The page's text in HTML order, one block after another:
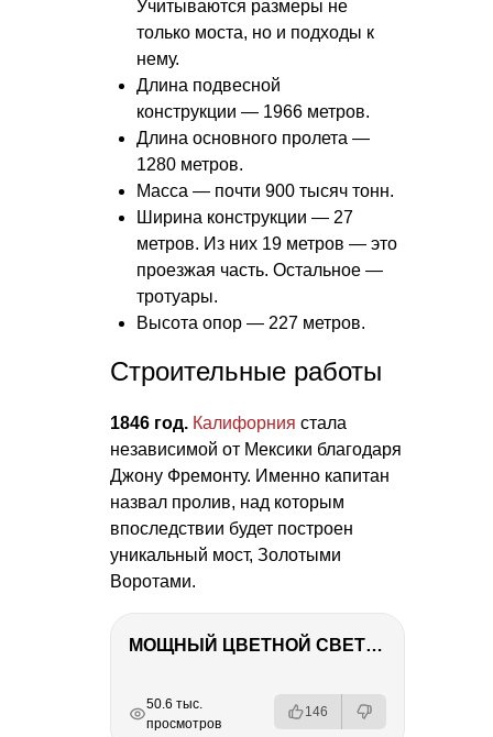
Учитываются размеры не
только моста, но и подходы к
нему.
Длина подвесной
конструкции — 1966 метров.
Длина основного пролета —
1280 метров.
Масса — почти 900 тысяч тонн.
Ширина конструкции — 27
метров. Из них 19 метров — это
проезжая часть. Остальное —
тротуары.
Высота опор — 227 метров.
Строительные работы
1846 год. Калифорния стала
независимой от Мексики благодаря
Джону Фремонту. Именно капитан
назвал пролив, над которым
впоследствии будет построен
уникальный мост, Золотыми
Воротами.
МОЩНЫЙ ЦВЕТНОЙ СВЕТ – NANLITE FC-500C
РЕКЛАМА
РЕКЛАМА
РЕКЛАМА
РЕКЛАМА
50.6 тыс.
просмотров
146